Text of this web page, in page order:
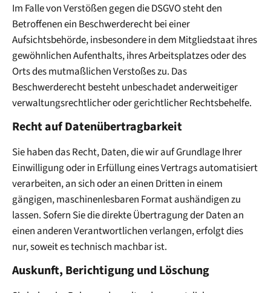
Im Falle von Verstößen gegen die DSGVO steht den
Betroffenen ein Beschwerderecht bei einer
Aufsichtsbehörde, insbesondere in dem Mitgliedstaat ihres
gewöhnlichen Aufenthalts, ihres Arbeitsplatzes oder des
Orts des mutmaßlichen Verstoßes zu. Das
Beschwerderecht besteht unbeschadet anderweitiger
verwaltungsrechtlicher oder gerichtlicher Rechtsbehelfe.
Recht auf Daten­übertrag­barkeit
Sie haben das Recht, Daten, die wir auf Grundlage Ihrer
Einwilligung oder in Erfüllung eines Vertrags automatisiert
verarbeiten, an sich oder an einen Dritten in einem
gängigen, maschinenlesbaren Format aushändigen zu
lassen. Sofern Sie die direkte Übertragung der Daten an
einen anderen Verantwortlichen verlangen, erfolgt dies
nur, soweit es technisch machbar ist.
Auskunft, Berichtigung und Löschung